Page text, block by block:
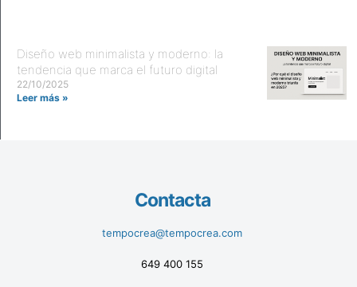
Diseño web minimalista y moderno: la
tendencia que marca el futuro digital
22/10/2025
Leer más »
Contacta
tempocrea@tempocrea.com
649 400 155